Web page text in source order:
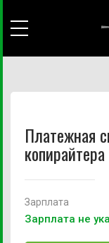
Платежная
копирайтера
Зарплата
Зарплата не